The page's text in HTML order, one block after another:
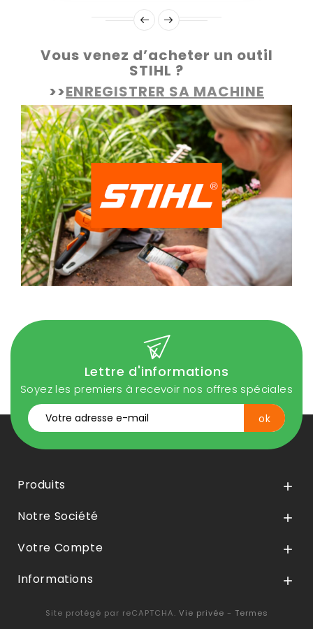
Vous venez d’acheter un outil
STIHL ?
>>ENREGISTRER SA MACHINE
Lettre d'informations
Soyez les premiers à recevoir nos offres spéciales
Produits 
Notre Société 
Votre Compte 
Informations 
Site protégé par reCAPTCHA. Vie privée - Termes